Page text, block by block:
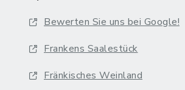
Bewerten Sie uns bei Google!
Frankens Saalestück
Fränkisches Weinland